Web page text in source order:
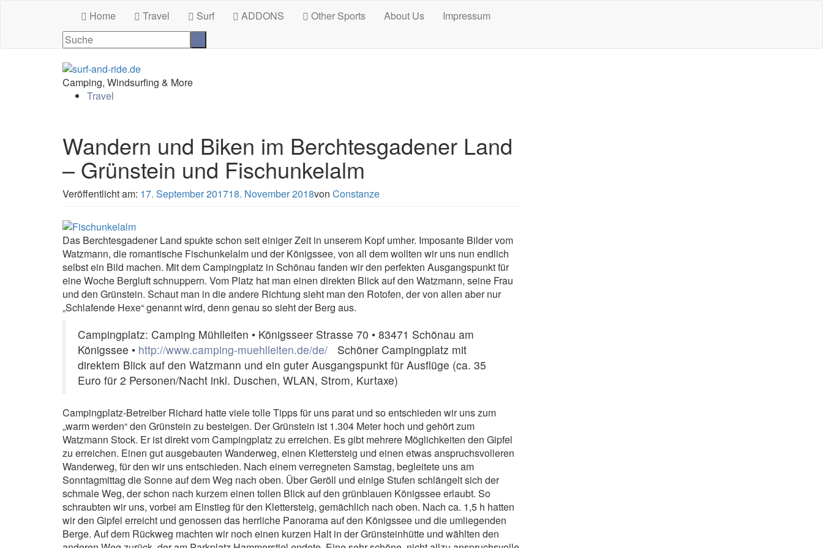
Home Travel Surf ADDONS Other Sports About Us Impressum
Camping, Windsurfing & More
Travel
Wandern und Biken im Berchtesgadener Land
– Grünstein und Fischunkelalm
Veröffentlicht am: 17. September 201718. November 2018von Constanze
Das Berchtesgadener Land spukte schon seit einiger Zeit in unserem Kopf umher. Imposante Bilder vom
Watzmann, die romantische Fischunkelalm und der Königssee, von all dem wollten wir uns nun endlich
selbst ein Bild machen. Mit dem Campingplatz in Schönau fanden wir den perfekten Ausgangspunkt für
eine Woche Bergluft schnuppern. Vom Platz hat man einen direkten Blick auf den Watzmann, seine Frau
und den Grünstein. Schaut man in die andere Richtung sieht man den Rotofen, der von allen aber nur
„Schlafende Hexe“ genannt wird, denn genau so sieht der Berg aus.
Campingplatz: Camping Mühlleiten • Königsseer Strasse 70 • 83471 Schönau am
Königssee • http://www.camping-muehlleiten.de/de/ Schöner Campingplatz mit
direktem Blick auf den Watzmann und ein guter Ausgangspunkt für Ausflüge (ca. 35
Euro für 2 Personen/Nacht inkl. Duschen, WLAN, Strom, Kurtaxe)
Campingplatz-Betreiber Richard hatte viele tolle Tipps für uns parat und so entschieden wir uns zum
„warm werden“ den Grünstein zu besteigen. Der Grünstein ist 1.304 Meter hoch und gehört zum
Watzmann Stock. Er ist direkt vom Campingplatz zu erreichen. Es gibt mehrere Möglichkeiten den Gipfel
zu erreichen. Einen gut ausgebauten Wanderweg, einen Klettersteig und einen etwas anspruchsvolleren
Wanderweg, für den wir uns entschieden. Nach einem verregneten Samstag, begleitete uns am
Sonntagmittag die Sonne auf dem Weg nach oben. Über Geröll und einige Stufen schlängelt sich der
schmale Weg, der schon nach kurzem einen tollen Blick auf den grünblauen Königssee erlaubt. So
schraubten wir uns, vorbei am Einstieg für den Klettersteig, gemächlich nach oben. Nach ca. 1,5 h hatten
wir den Gipfel erreicht und genossen das herrliche Panorama auf den Königssee und die umliegenden
Berge. Auf dem Rückweg machten wir noch einen kurzen Halt in der Grünsteinhütte und wählten den